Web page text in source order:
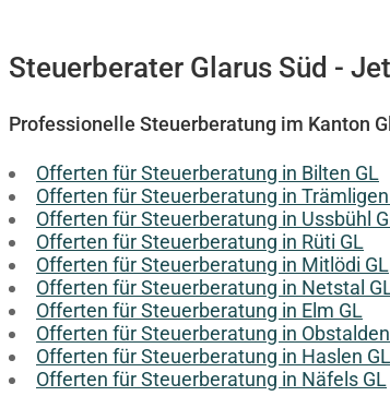
Steuerberater Glarus Süd -
Professionelle Steuerberatung im Kanton
Offerten für Steuerberatung in Bilten GL
Offerten für Steuerberatung in Trämligen
Offerten für Steuerberatung in Ussbühl
Offerten für Steuerberatung in Rüti GL
Offerten für Steuerberatung in Mitlödi GL
Offerten für Steuerberatung in Netstal
Offerten für Steuerberatung in Elm GL
Offerten für Steuerberatung in
Offerten für Steuerberatung in Haslen GL
Offerten für Steuerberatung in Näfels GL